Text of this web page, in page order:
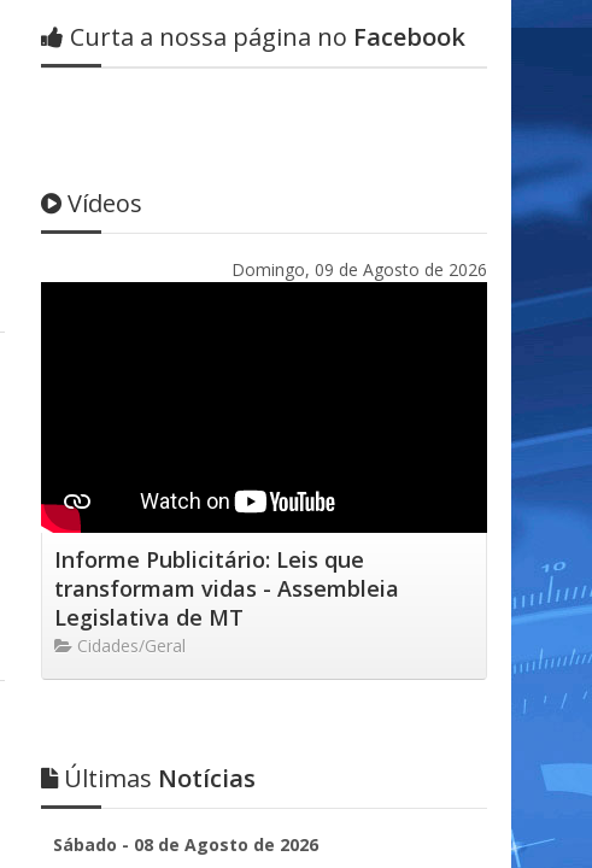
Curta a nossa página no Facebook
Vídeos
Domingo, 09 de Agosto de 2026
Informe Publicitário: Leis que
transformam vidas - Assembleia
Legislativa de MT
Cidades/Geral
Últimas Notícias
Sábado - 08 de Agosto de 2026